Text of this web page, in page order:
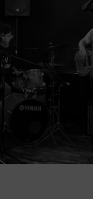
AL SUPERIOR